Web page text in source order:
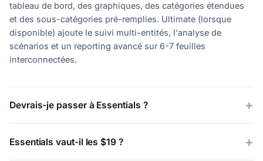
tableau de bord, des graphiques, des catégories étendues
et des sous-catégories pré-remplies. Ultimate (lorsque
disponible) ajoute le suivi multi-entités, l'analyse de
scénarios et un reporting avancé sur 6-7 feuilles
interconnectées.
Devrais-je passer à Essentials ?
Essentials vaut-il les $19 ?